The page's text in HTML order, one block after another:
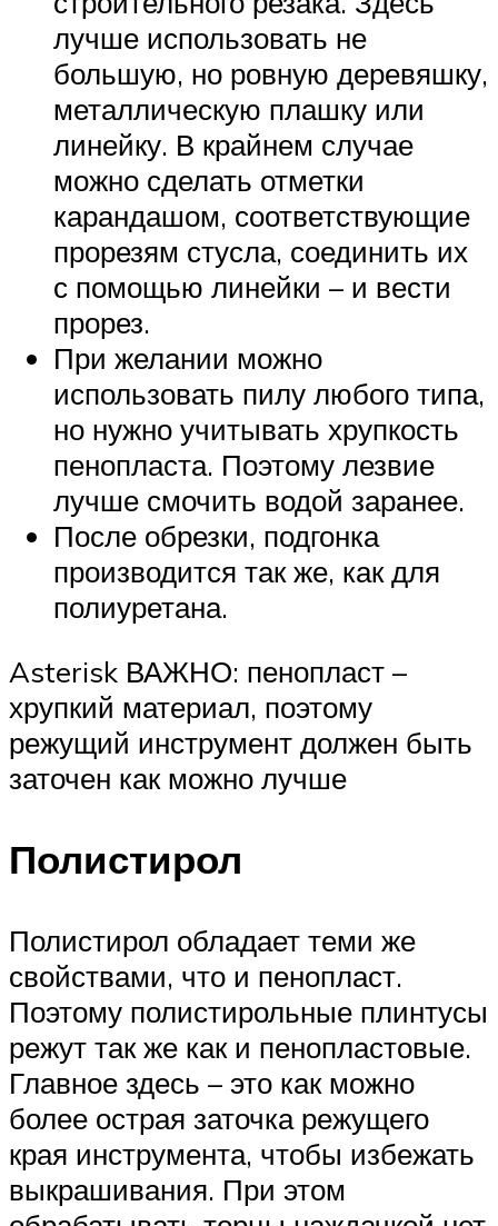
лучше использовать не
большую, но ровную деревяшку,
металлическую плашку или
линейку. В крайнем случае
можно сделать отметки
карандашом, соответствующие
прорезям стусла, соединить их
с помощью линейки – и вести
прорез.
При желании можно
использовать пилу любого типа,
но нужно учитывать хрупкость
пенопласта. Поэтому лезвие
лучше смочить водой заранее.
После обрезки, подгонка
производится так же, как для
полиуретана.
Asterisk ВАЖНО: пенопласт –
хрупкий материал, поэтому
режущий инструмент должен быть
заточен как можно лучше
Полистирол
Полистирол обладает теми же
свойствами, что и пенопласт.
Поэтому полистирольные плинтусы
режут так же как и пенопластовые.
Главное здесь – это как можно
более острая заточка режущего
края инструмента, чтобы избежать
выкрашивания. При этом